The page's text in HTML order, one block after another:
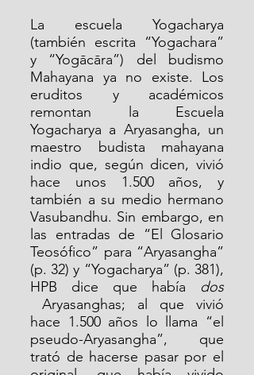
La escuela Yogacharya
(también escrita “Yogachara”
y “Yogācāra”) del budismo
Mahayana ya no existe. Los
eruditos y académicos
remontan la Escuela
Yogacharya a Aryasangha, un
maestro budista mahayana
indio que, según dicen, vivió
hace unos 1.500 años, y
también a su medio hermano
Vasubandhu. Sin embargo, en
las entradas de “El Glosario
Teosófico” para “Aryasangha”
(p. 32) y “Yogacharya” (p. 381),
HPB dice que había dos
Aryasanghas; al que vivió
hace 1.500 años lo llama “el
pseudo-Aryasangha”, que
trató de hacerse pasar por el